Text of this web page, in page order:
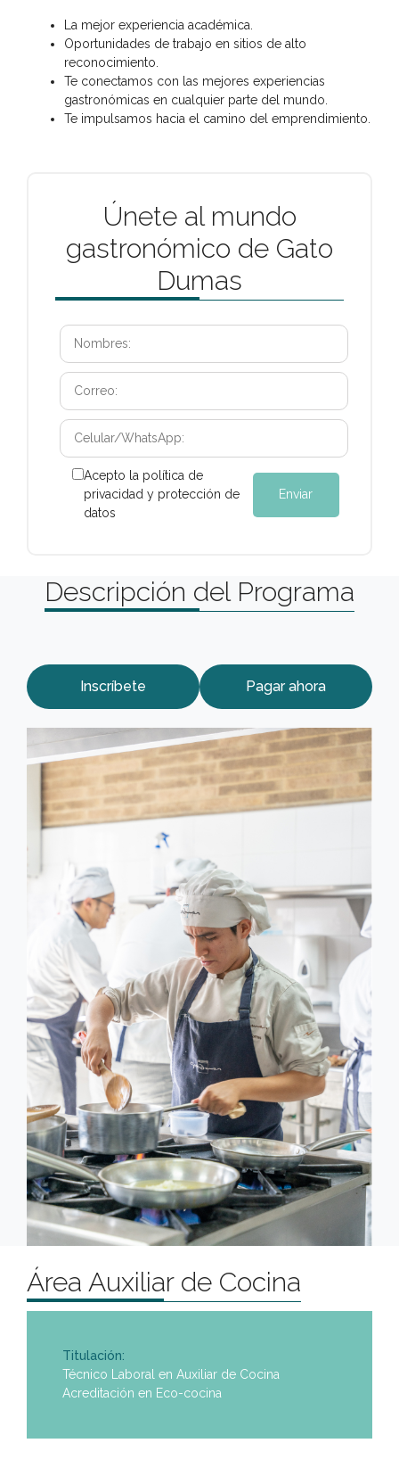
La mejor experiencia académica.
Oportunidades de trabajo en sitios de alto
reconocimiento.
Te conectamos con las mejores experiencias
gastronómicas en cualquier parte del mundo.
Te impulsamos hacia el camino del emprendimiento.
Únete al mundo
gastronómico de Gato
Dumas
Acepto la política de
privacidad y protección de
datos
Descripción del Programa
Inscríbete Pagar ahora
Área Auxiliar de Cocina
Titulación:
Técnico Laboral en Auxiliar de Cocina
Acreditación en Eco-cocina